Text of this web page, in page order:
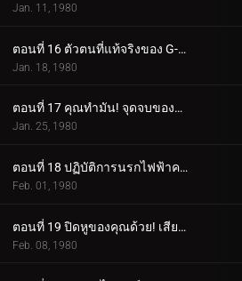
Jan. 11, 1980
ตอนที่ 16 ตัวตนที่แท้จริงของ G-Monster ของมนุษย์แมลงสาบอมตะคืออะไร
Jan. 18, 1980
ตอนที่ 17 คุณทำมัน! จุดจบของจี-มอนสเตอร์
Jan. 25, 1980
ตอนที่ 18 ปฏิบัติการนรกไฟฟ้าครั้งใหญ่ของพลเรือเอกมาจิน
Feb. 01, 1980
ตอนที่ 19 ปิดหูของคุณด้วย! เสียงร้องไห้สังหารของมนุษย์หมาป่า
Feb. 08, 1980